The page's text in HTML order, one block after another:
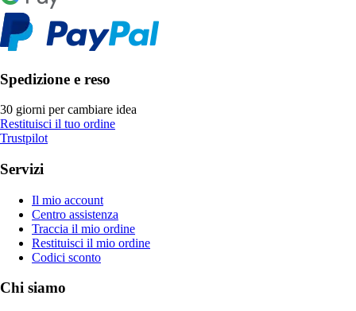
Spedizione e reso
30 giorni per cambiare idea
Restituisci il tuo ordine
Trustpilot
Servizi
Il mio account
Centro assistenza
Traccia il mio ordine
Restituisci il mio ordine
Codici sconto
Chi siamo